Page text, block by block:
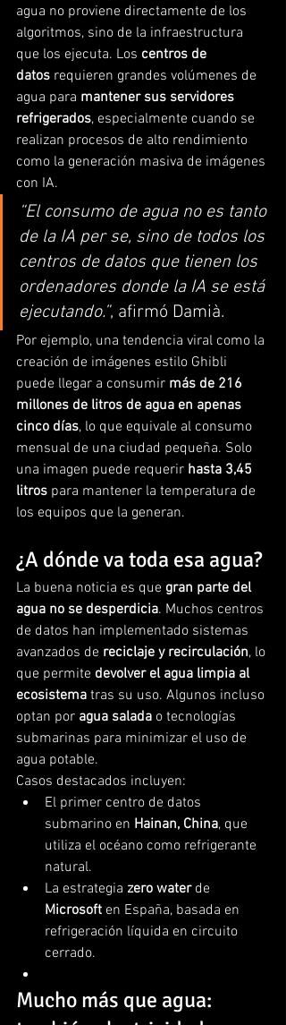
agua no proviene directamente de los
algoritmos, sino de la infraestructura
que los ejecuta. Los centros de
datos requieren grandes volúmenes de
agua para mantener sus servidores
refrigerados, especialmente cuando se
realizan procesos de alto rendimiento
como la generación masiva de imágenes
con IA.
“El consumo de agua no es tanto
de la IA per se, sino de todos los
centros de datos que tienen los
ordenadores donde la IA se está
ejecutando.”, afirmó Damià.
Por ejemplo, una tendencia viral como la
creación de imágenes estilo Ghibli
puede llegar a consumir más de 216
millones de litros de agua en apenas
cinco días, lo que equivale al consumo
mensual de una ciudad pequeña. Solo
una imagen puede requerir hasta 3,45
litros para mantener la temperatura de
los equipos que la generan.
¿A dónde va toda esa agua?
La buena noticia es que gran parte del
agua no se desperdicia. Muchos centros
de datos han implementado sistemas
avanzados de reciclaje y recirculación, lo
que permite devolver el agua limpia al
ecosistema tras su uso. Algunos incluso
optan por agua salada o tecnologías
submarinas para minimizar el uso de
agua potable.
Casos destacados incluyen:
El primer centro de datos
submarino en Hainan, China, que
utiliza el océano como refrigerante
natural.
La estrategia zero water de
Microsoft en España, basada en
refrigeración líquida en circuito
cerrado.
Mucho más que agua: